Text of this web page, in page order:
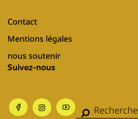
Contact
Mentions légales
nous soutenir
Suivez-nous